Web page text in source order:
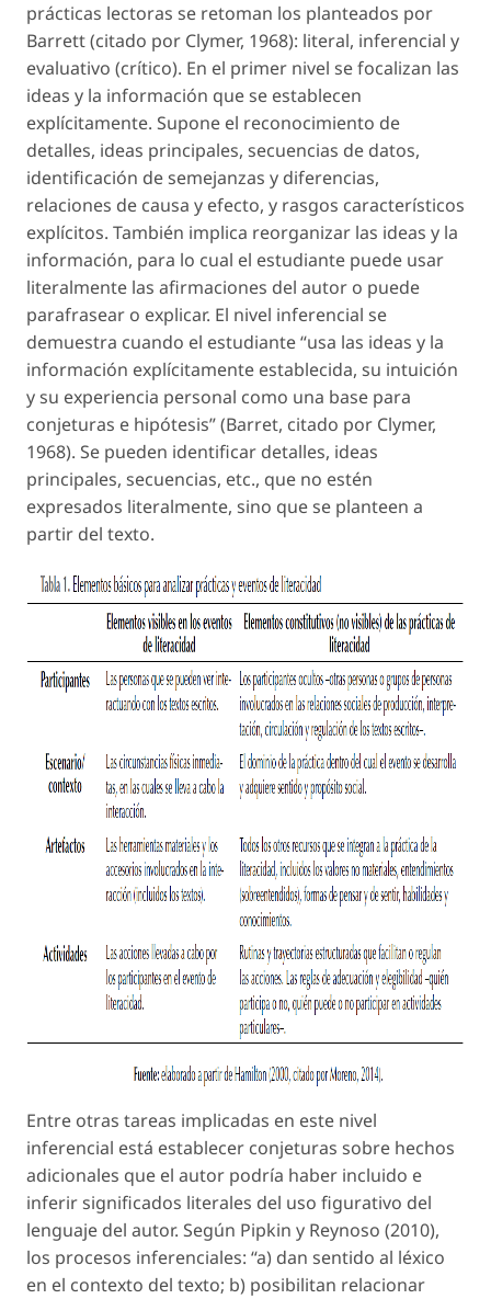
prácticas lectoras se retoman los planteados por
Barrett (citado por Clymer, 1968): literal, inferencial y
evaluativo (crítico). En el primer nivel se focalizan las
ideas y la información que se establecen
explícitamente. Supone el reconocimiento de
detalles, ideas principales, secuencias de datos,
identificación de semejanzas y diferencias,
relaciones de causa y efecto, y rasgos característicos
explícitos. También implica reorganizar las ideas y la
información, para lo cual el estudiante puede usar
literalmente las afirmaciones del autor o puede
parafrasear o explicar. El nivel inferencial se
demuestra cuando el estudiante “usa las ideas y la
información explícitamente establecida, su intuición
y su experiencia personal como una base para
conjeturas e hipótesis” (Barret, citado por Clymer,
1968). Se pueden identificar detalles, ideas
principales, secuencias, etc., que no estén
expresados literalmente, sino que se planteen a
partir del texto.
Entre otras tareas implicadas en este nivel
inferencial está establecer conjeturas sobre hechos
adicionales que el autor podría haber incluido e
inferir significados literales del uso figurativo del
lenguaje del autor. Según Pipkin y Reynoso (2010),
los procesos inferenciales: “a) dan sentido al léxico
en el contexto del texto; b) posibilitan relacionar